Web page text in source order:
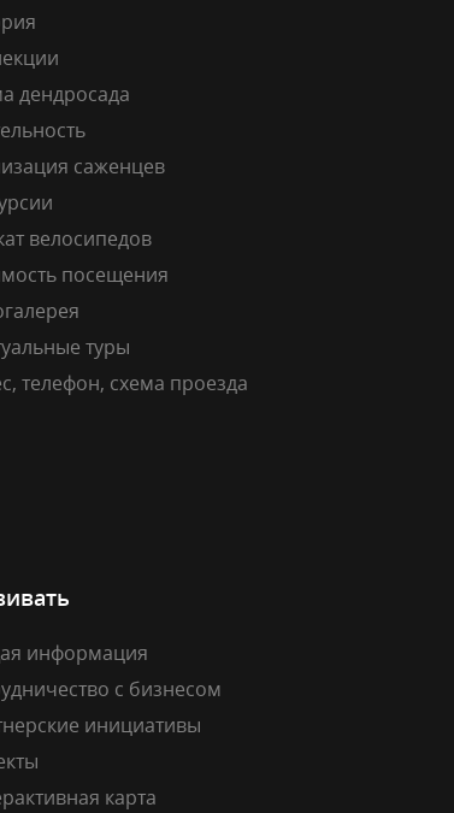
дендросада
саженцев
велосипедов
посещения
туры
телефон, схема проезда
информация
с бизнесом
инициативы
карта